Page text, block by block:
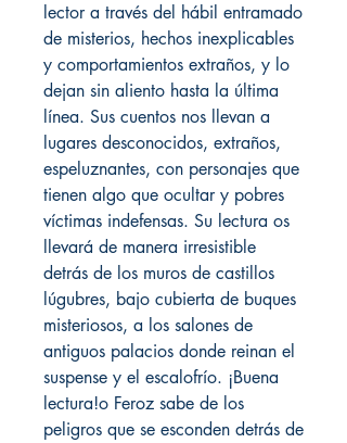
lector a través del hábil entramado
de misterios, hechos inexplicables
y comportamientos extraños, y lo
dejan sin aliento hasta la última
línea. Sus cuentos nos llevan a
lugares desconocidos, extraños,
espeluznantes, con personajes que
tienen algo que ocultar y pobres
víctimas indefensas. Su lectura os
llevará de manera irresistible
detrás de los muros de castillos
lúgubres, bajo cubierta de buques
misteriosos, a los salones de
antiguos palacios donde reinan el
suspense y el escalofrío. ¡Buena
lectura!o Feroz sabe de los
peligros que se esconden detrás de